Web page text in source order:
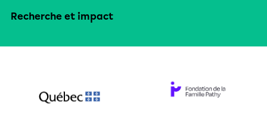
Recherche et impact